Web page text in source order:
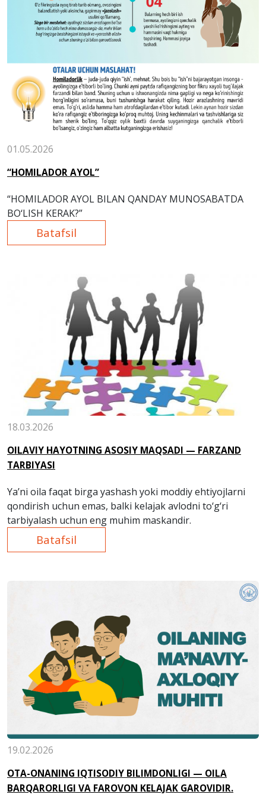
01.05.2026
“HOMILADOR AYOL”
“HOMILADOR AYOL BILAN QANDAY MUNOSABATDA
BO‘LISH KERAK?”
Batafsil
18.03.2026
OILAVIY HAYOTNING ASOSIY MAQSADI — FARZAND
TARBIYASI
Ya’ni oila faqat birga yashash yoki moddiy ehtiyojlarni
qondirish uchun emas, balki kelajak avlodni to‘g‘ri
tarbiyalash uchun eng muhim maskandir.
Batafsil
19.02.2026
OTA-ONANING IQTISODIY BILIMDONLIGI — OILA
BARQARORLIGI VA FAROVON KELAJAK GAROVIDIR.